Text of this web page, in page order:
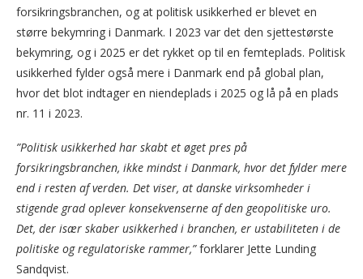
forsikringsbranchen, og at politisk usikkerhed er blevet en
større bekymring i Danmark. I 2023 var det den sjettestørste
bekymring, og i 2025 er det rykket op til en femteplads. Politisk
usikkerhed fylder også mere i Danmark end på global plan,
hvor det blot indtager en niendeplads i 2025 og lå på en plads
nr. 11 i 2023.
”Politisk usikkerhed har skabt et øget pres på
forsikringsbranchen, ikke mindst i Danmark, hvor det fylder mere
end i resten af verden. Det viser, at danske virksomheder i
stigende grad oplever konsekvenserne af den geopolitiske uro.
Det, der især skaber usikkerhed i branchen, er ustabiliteten i de
politiske og regulatoriske rammer,”forklarer Jette Lunding
Sandqvist.